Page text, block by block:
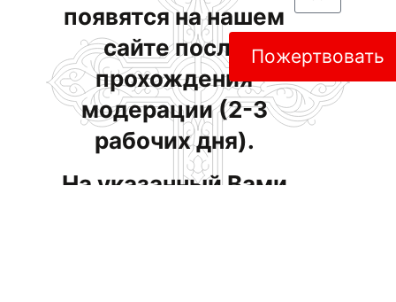
появятся на нашем
сайте после
прохождения
модерации (2-3
рабочих дня).
На указанный Вами
Пожертвовать